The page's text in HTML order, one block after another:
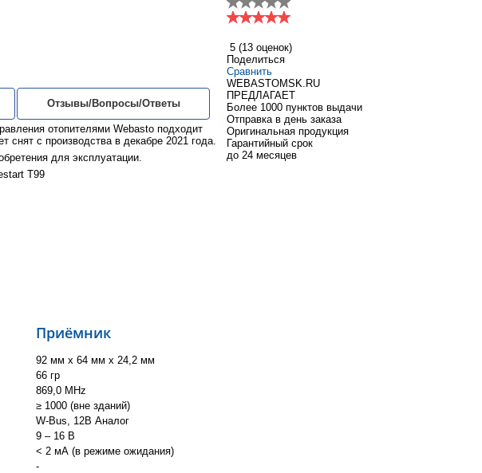
5 (13 оценок)
Поделиться
Сравнить
WEBASTOMSK.RU
ПРЕДЛАГАЕТ
Более 1000 пунктов выдачи
Отправка в день заказа
Оригинальная продукция
Гарантийный срок
до 24 месяцев
Отзывы/Вопросы/Ответы
отопителями Webasto подходит
снят с производства в декабре 2021 года.
для эксплуатации.
Приёмник
92 мм x 64 мм x 24,2 мм
66 гр
869,0 MHz
≥ 1000 (вне зданий)
W-Bus, 12В Аналог
9 – 16 В
< 2 мА (в режиме ожидания)
-